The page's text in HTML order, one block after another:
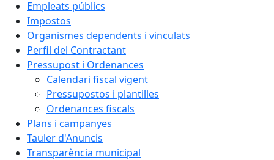
Empleats públics
Impostos
Organismes dependents i vinculats
Perfil del Contractant
Pressupost i Ordenances
Calendari fiscal vigent
Pressupostos i plantilles
Ordenances fiscals
Plans i campanyes
Tauler d'Anuncis
Transparència municipal